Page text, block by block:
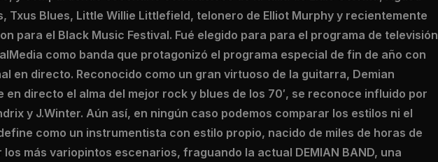
Txus Blues, Little Willie Littlefield, telonero de Elliot Murphy y recientemente
para el Black Music Festival. Fué elegido para para el programa de televisión
como banda que protagonizó el programa especial de fin de año con
en directo. Reconocido como un gran virtuoso de la guitarra, Demian
en directo el alma del mejor rock y blues de los 70′, se reconoce influido por
y J.Winter. Aún así, en ningún caso podemos comparar los estilos ni el
como un instrumentista con estilo propio, nacido de miles de horas de
los más variopintos escenarios, fraguando la actual DEMIAN BAND, una